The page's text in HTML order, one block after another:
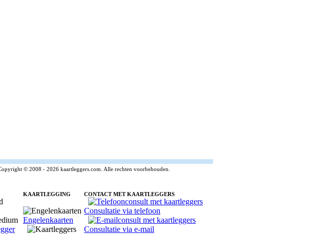
© 2008 - 2026 kaartleggers.com. Alle rechten voorbehouden.
KAARTLEGGING
Engelenkaarten
CONTACT MET KAARTLEGGERS
Consultatie via telefoon
Consultatie via e-mail